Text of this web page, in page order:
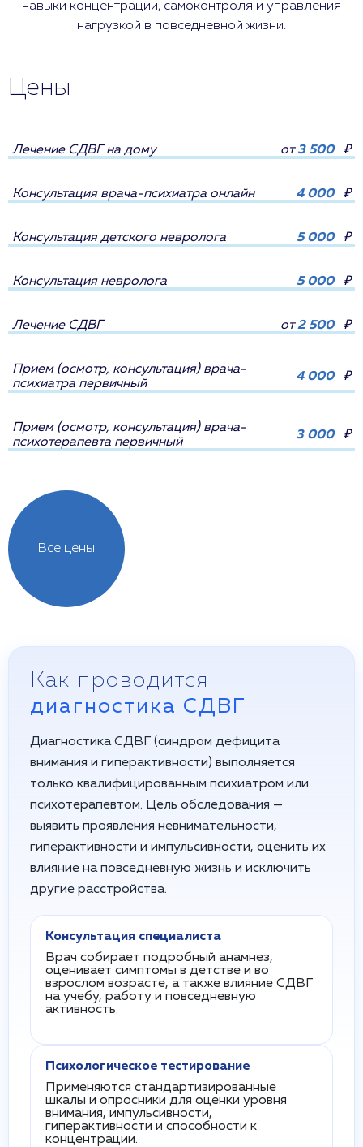
навыки концентрации, самоконтроля и управления
нагрузкой в повседневной жизни.
Цены
Все цены
Лечение СДВГ на дому от3 500 ₽
Консультация врача-психиатра онлайн 4 000 ₽
Консультация детского невролога 5 000 ₽
Консультация невролога 5 000 ₽
Лечение СДВГ от2 500 ₽
Прием (осмотр, консультация) врача-
психиатра первичный
4 000 ₽
Прием (осмотр, консультация) врача-
психотерапевта первичный
3 000 ₽
Как проводится
диагностика СДВГ
Диагностика СДВГ (синдром дефицита
внимания и гиперактивности) выполняется
только квалифицированным психиатром или
психотерапевтом. Цель обследования —
выявить проявления невнимательности,
гиперактивности и импульсивности, оценить их
влияние на повседневную жизнь и исключить
другие расстройства.
Консультация специалиста
Врач собирает подробный анамнез,
оценивает симптомы в детстве и во
взрослом возрасте, а также влияние СДВГ
на учебу, работу и повседневную
активность.
Психологическое тестирование
Применяются стандартизированные
шкалы и опросники для оценки уровня
внимания, импульсивности,
гиперактивности и способности к
концентрации.